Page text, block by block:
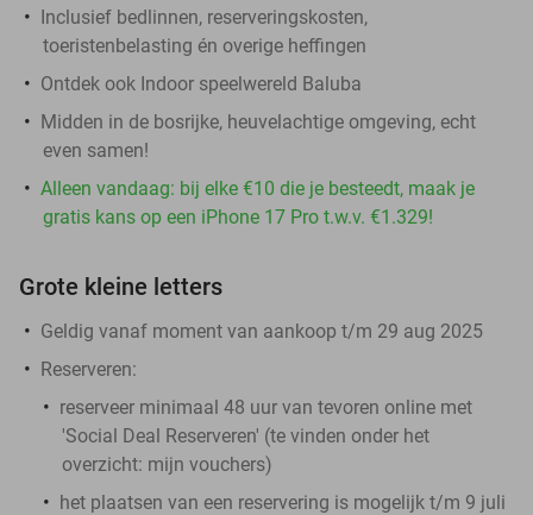
Inclusief bedlinnen, reserveringskosten,
toeristenbelasting én overige heffingen
Ontdek ook Indoor speelwereld Baluba
Midden in de bosrijke, heuvelachtige omgeving, echt
even samen!
Alleen vandaag: bij elke €10 die je besteedt, maak je
gratis kans op een iPhone 17 Pro t.w.v. €1.329!
Grote kleine letters
Geldig vanaf moment van aankoop t/m 29 aug 2025
Reserveren:
reserveer minimaal 48 uur van tevoren online met
'Social Deal Reserveren' (te vinden onder het
overzicht: mijn vouchers)
het plaatsen van een reservering is mogelijk t/m 9 juli